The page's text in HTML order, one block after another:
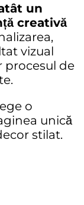
un
creativă
vizual
procesul de
o
unică
stilat.